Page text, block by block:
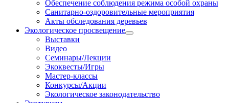
Обеспечение соблюдения режима особой охраны
Санитарно-оздоровительные мероприятия
Акты обследования деревьев
Экологическое просвещение
Выставки
Видео
Семинары/Лекции
Экоквесты/Игры
Мастер-классы
Конкурсы/Акции
Экологическое законодательство